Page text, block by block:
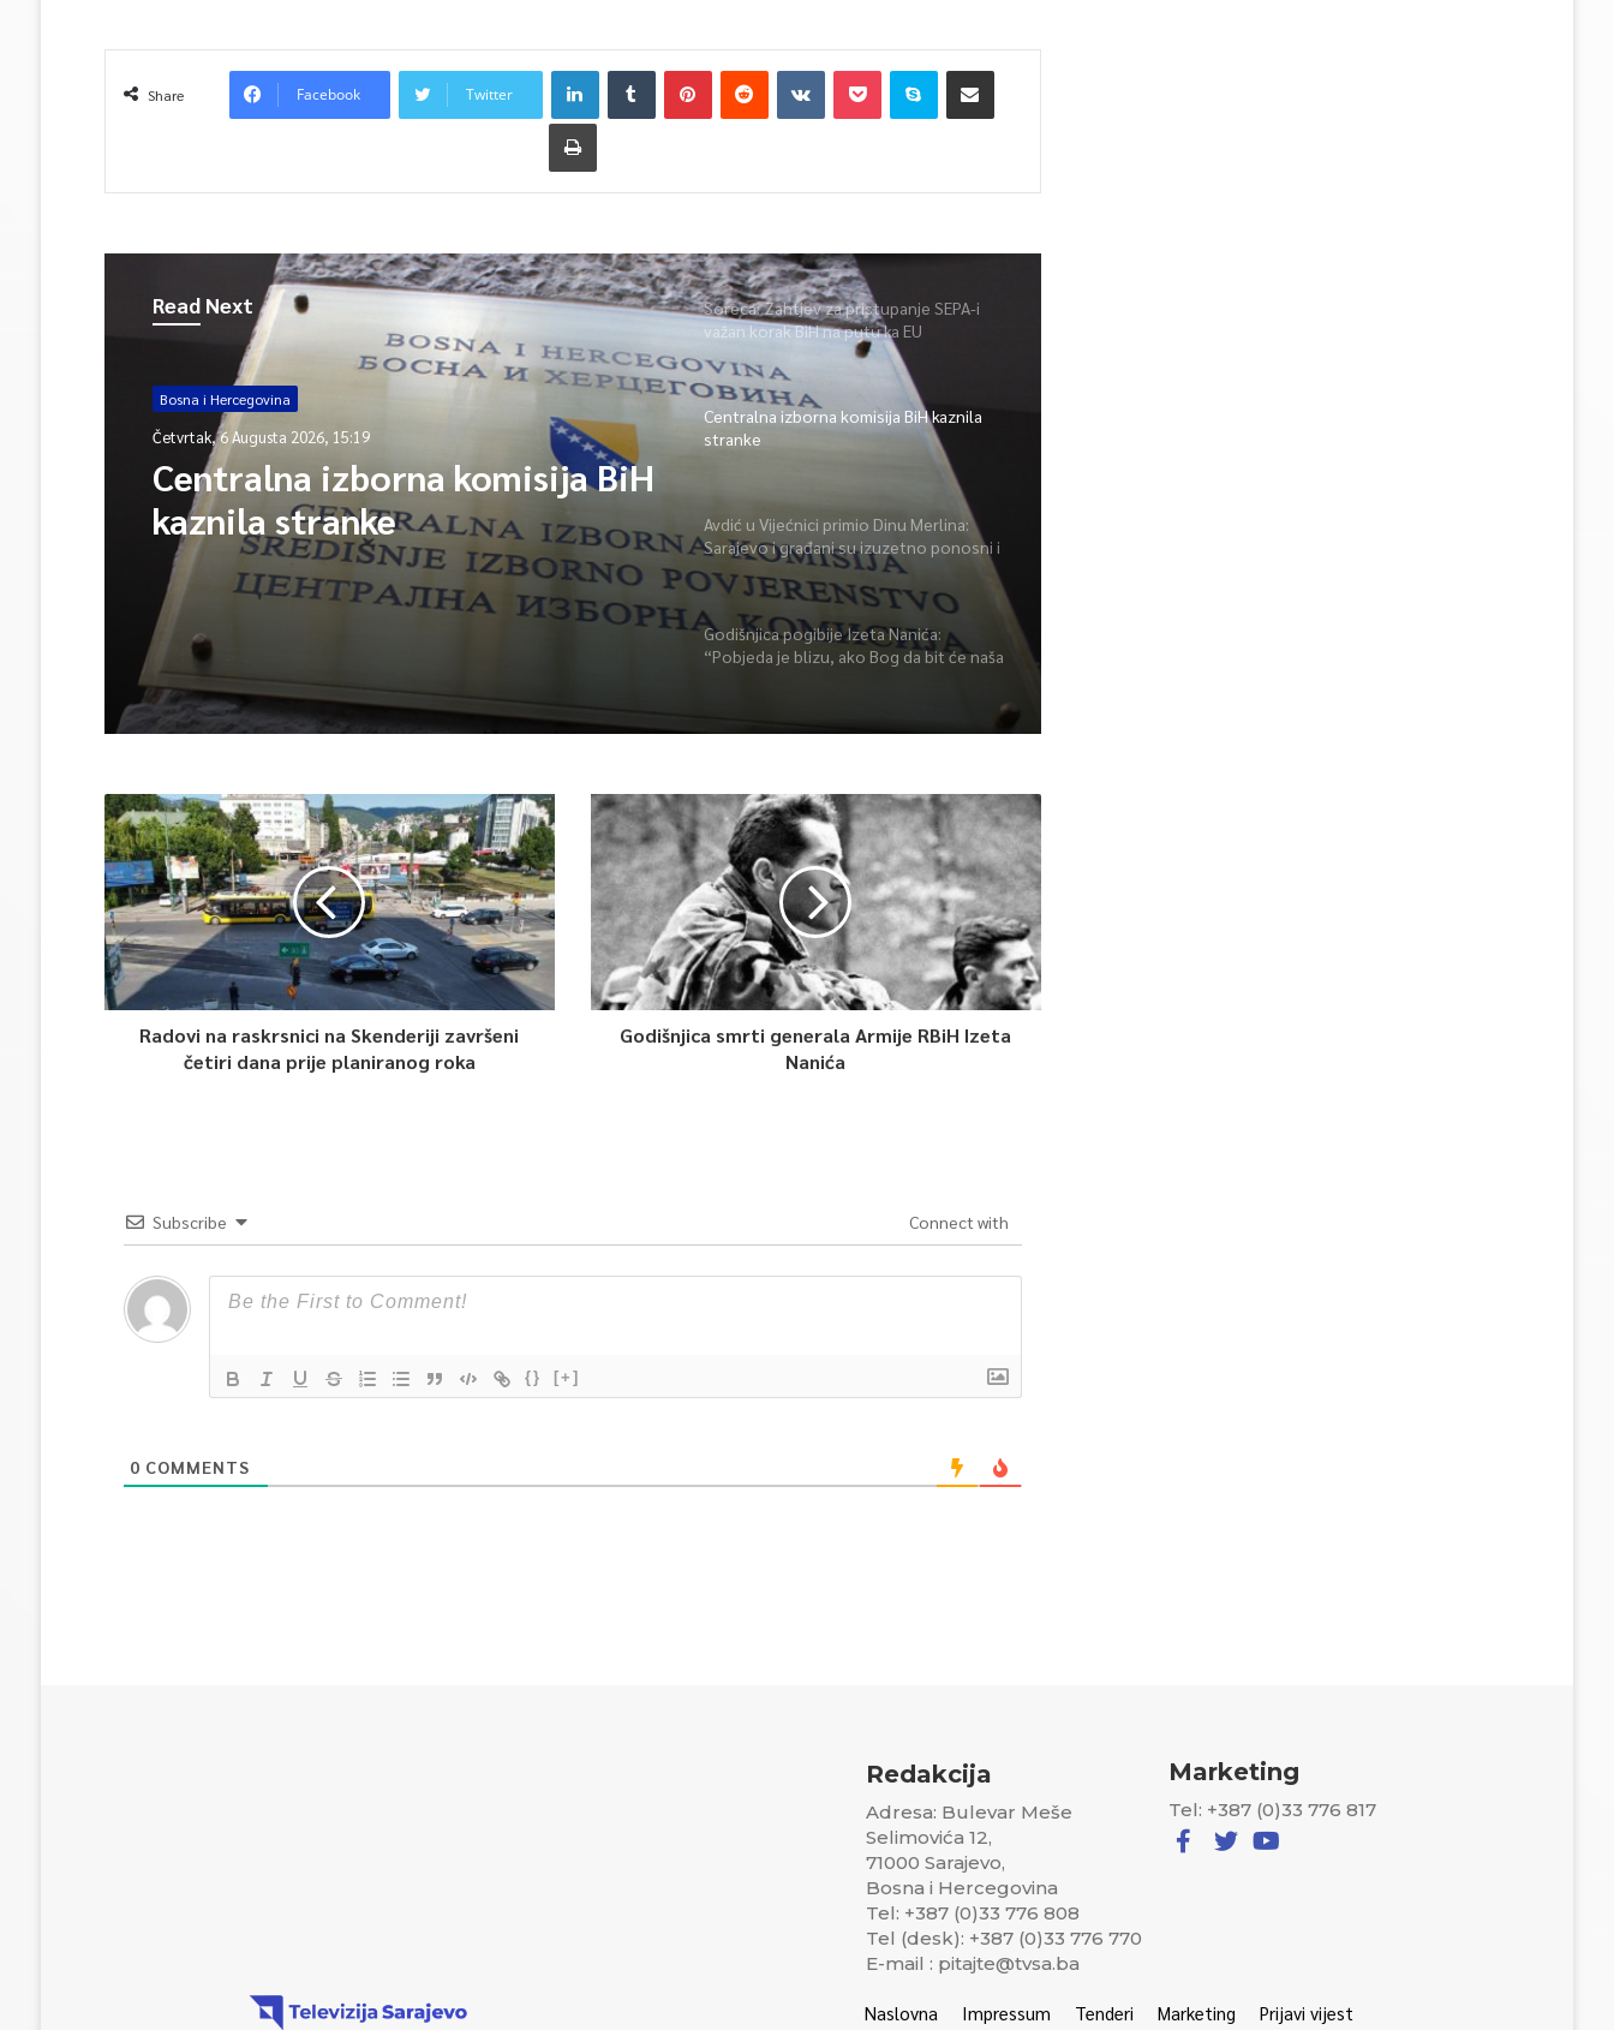
Share Facebook Twitter
Read Next
Bosna i Hercegovina
Četvrtak, 6 Augusta 2026, 15:19
Centralna izborna komisija BiH
kaznila stranke
Soreca: Zahtjev za pristupanje SEPA-i
važan korak BiH na putu ka EU
Centralna izborna komisija BiH kaznila
stranke
Avdić u Vijećnici primio Dinu Merlina:
Sarajevo i građani su izuzetno ponosni i
zahvalni
Godišnjica pogibije Izeta Nanića:
“Pobjeda je blizu, ako Bog da bit će naša
Radovi na raskrsnici na Skenderiji završeni
četiri dana prije planiranog roka
Godišnjica smrti generala Armije RBiH Izeta
Nanića
Subscribe Connect with
{} [+]
0 COMMENTS
Redakcija
Adresa: Bulevar Meše
Selimovića 12,
71000 Sarajevo,
Bosna i Hercegovina
Tel: +387 (0)33 776 808
Tel (desk): +387 (0)33 776 770
E-mail : pitajte@tvsa.ba
Marketing
Tel: +387 (0)33 776 817
Naslovna Impressum Tenderi Marketing Prijavi vijest